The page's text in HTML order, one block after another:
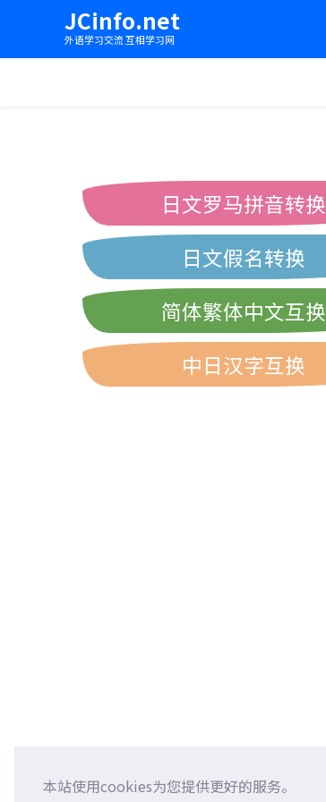
本站使用cookies为您提供更好的服务。
JCinfo.net
外语学习交流 互相学习网
日文罗马拼音转换
日文假名转换
简体繁体中文互换
中日汉字互换